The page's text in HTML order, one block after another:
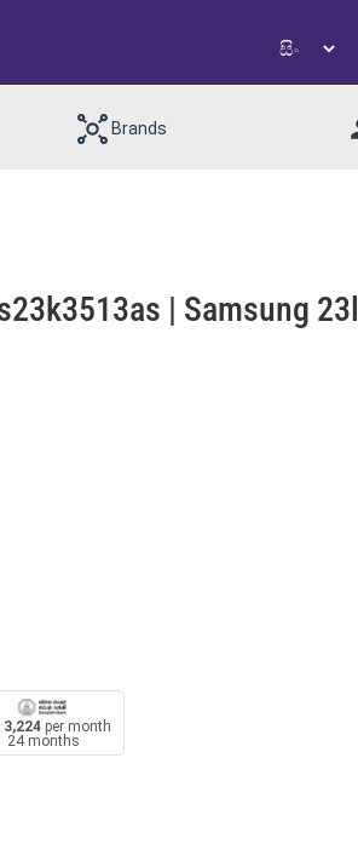
Brands
| Samsung 23l
3,224per month
24 months